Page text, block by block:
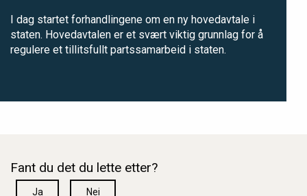
I dag startet forhandlingene om en ny hovedavtale i
staten. Hovedavtalen er et svært viktig grunnlag for å
regulere et tillitsfullt partssamarbeid i staten.
Fant du det du lette etter?
Ja Nei